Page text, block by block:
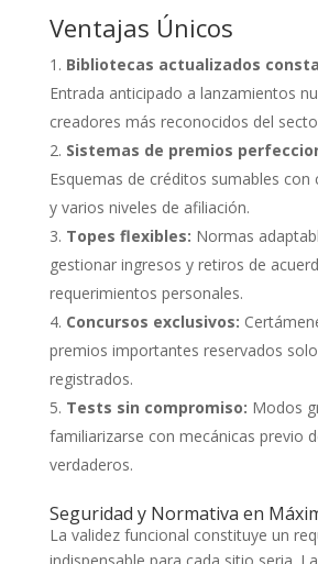
Ventajas Únicos
Bibliotecas actualizados
Entrada anticipado a lanzamientos
creadores más reconocidos del
Sistemas de premios
Esquemas de créditos sumables con
y varios niveles de afiliación.
Topes flexibles: Normas
gestionar ingresos y retiros de
requerimientos personales.
Concursos exclusivos:
premios importantes reservados
registrados.
Tests sin compromiso: Modos
familiarizarse con mecánicas previo
verdaderos.
Seguridad y Normativa en
La validez funcional constituye un